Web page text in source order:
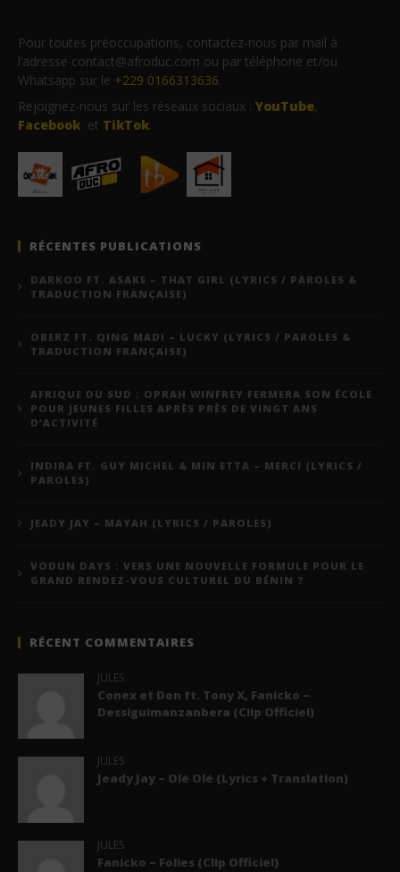
Pour toutes préoccupations, contactez-nous par mail à
l’adresse contact@afroduc.com ou par téléphone et/ou
Whatsapp sur le +229 0166313636.
Rejoignez-nous sur les réseaux sociaux : YouTube,
Facebook et TikTok.
RÉCENTES PUBLICATIONS
DARKOO FT. ASAKE – THAT GIRL (LYRICS / PAROLES &
TRADUCTION FRANÇAISE)
OBERZ FT. QING MADI – LUCKY (LYRICS / PAROLES &
TRADUCTION FRANÇAISE)
AFRIQUE DU SUD : OPRAH WINFREY FERMERA SON ÉCOLE
POUR JEUNES FILLES APRÈS PRÈS DE VINGT ANS
D’ACTIVITÉ
INDIRA FT. GUY MICHEL & MIN ETTA – MERCI (LYRICS /
PAROLES)
JEADY JAY – MAYAH (LYRICS / PAROLES)
VODUN DAYS : VERS UNE NOUVELLE FORMULE POUR LE
GRAND RENDEZ-VOUS CULTUREL DU BÉNIN ?
RÉCENT COMMENTAIRES
JULES
Conex et Don ft. Tony X, Fanicko –
Dessiguimanzanbera (Clip Officiel)
JULES
Jeady Jay – Olé Olé (Lyrics + Translation)
JULES
Fanicko – Folies (Clip Officiel)